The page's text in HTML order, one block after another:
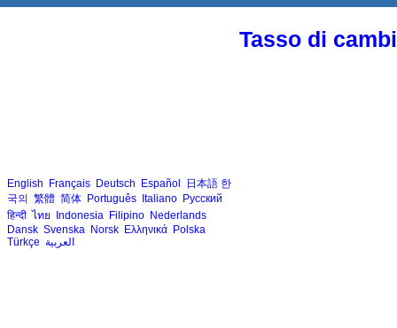
Tasso di
English Français Deutsch Español 日本語 한
국의 繁體 简体 Português Italiano Русский
हिन्दी ไทย Indonesia Filipino Nederlands
Dansk Svenska Norsk Ελληνικά Polska
Türkçe العربية